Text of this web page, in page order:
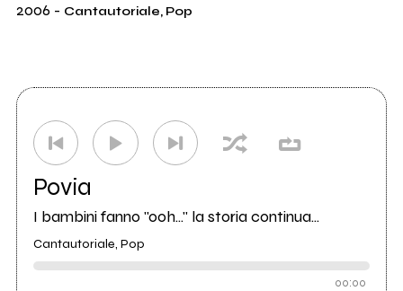
2006 - Cantautoriale, Pop
Povia
I bambini fanno "ooh..." la storia continua...
Cantautoriale, Pop
00:00